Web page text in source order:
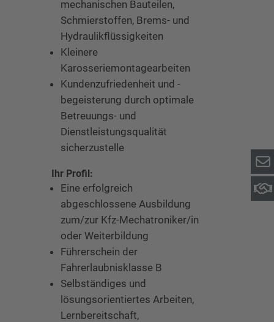
mechanischen Bauteilen,
Schmierstoffen, Brems- und
Hydraulikflüssigkeiten
Kleinere
Karosseriemontagearbeiten
Kundenzufriedenheit und -
begeisterung durch optimale
Betreuungs- und
Dienstleistungsqualität
sicherzustelle
Ihr Profil:
Eine erfolgreich
abgeschlossene Ausbildung
zum/zur Kfz-Mechatroniker/in
oder Weiterbildung
Führerschein der
Fahrerlaubnisklasse B
Selbständiges und
lösungsorientiertes Arbeiten,
Lernbereitschaft,